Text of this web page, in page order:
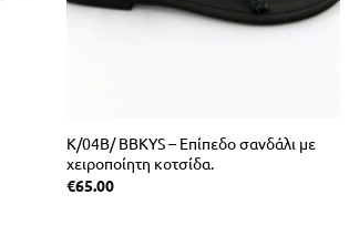
K/04B/ BBKYS – Επίπεδο σανδάλι με
χειροποίητη κοτσίδα.
€65.00